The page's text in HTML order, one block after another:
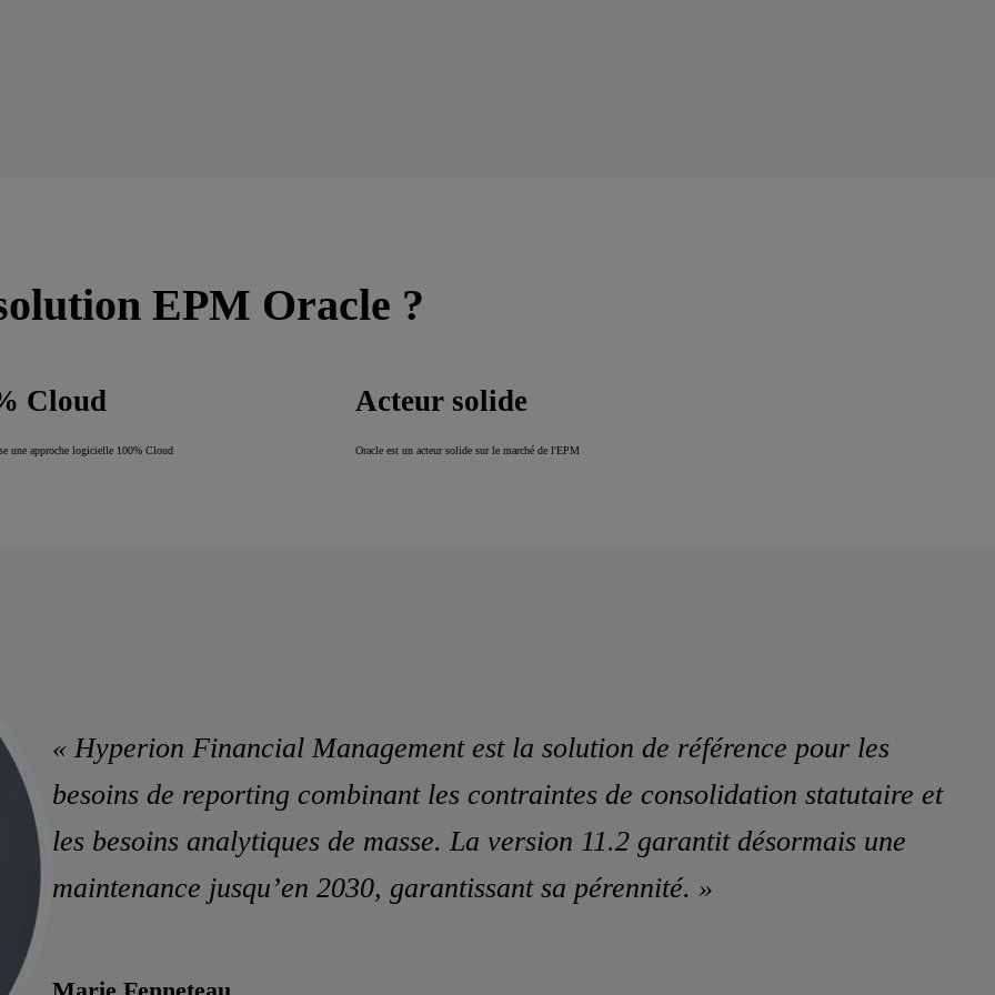
EPM Oracle ?
Cloud
une approche logicielle 100% Cloud
Acteur solide
Oracle est un acteur solide sur le marché de l'EPM
« Hyperion Financial Management est la solution de référence pour les
besoins de reporting combinant les contraintes de consolidation statutaire et
les besoins analytiques de masse. La version 11.2 garantit désormais une
maintenance jusqu’en 2030, garantissant sa pérennité. »